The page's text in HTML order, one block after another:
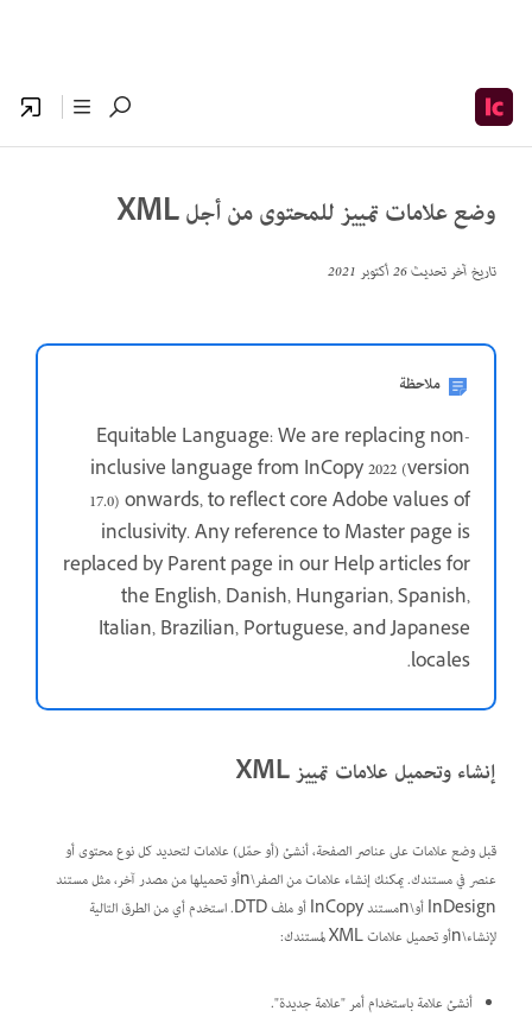
وضع علامات تمييز للمحتوى من أجل XML
تاريخ آخر تحديث26 أكتوبر 2021
ملاحظة
Equitable Language: We are replacing non-
inclusive language from InCopy 2022 (version
17.0) onwards, to reflect core Adobe values of
inclusivity. Any reference to Master page is
replaced by Parent page in our Help articles for
the English, Danish, Hungarian, Spanish,
Italian, Brazilian, Portuguese, and Japanese
locales
.
إنشاء وتحميل علامات تمييز XML
قبل وضع علامات على عناصر الصفحة، أنشئ (أو حمّل) علامات لتحديد كل نوع محتوى أو
عنصر في مستندك. يمكنك إنشاء علامات من الصفر\nأو تحميلها من مصدر آخر، مثل مستند
InDesign أو\nمستند InCopy أو ملف DTD. استخدم أي من الطرق التالية
لإنشاء\nأو تحميل علامات XML لمستندك:
أنشئ علامة باستخدام أمر "علامة جديدة".